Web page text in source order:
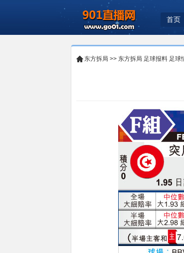
首页
东方拆局 >> 东方拆局 足球报料 足球